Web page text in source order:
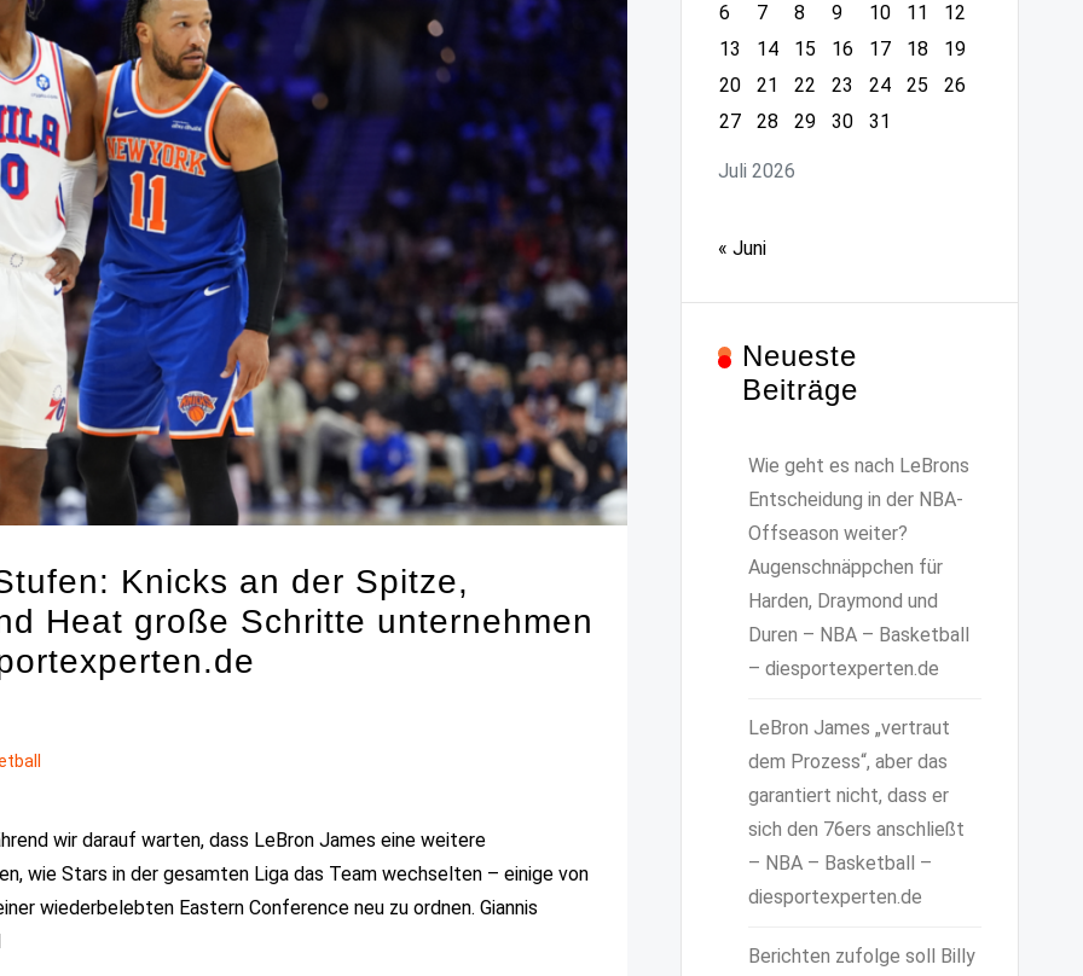
Knicks an der Spitze,
Heat große Schritte unternehmen
wir darauf warten, dass LeBron James eine weitere
wie Stars in der gesamten Liga das Team wechselten – einige von
wiederbelebten Eastern Conference neu zu ordnen. Giannis
Juli 2026
6
7 8 9 10 11
12
13
14 15 16 17 18
19
20
21 22 23 24 25
26
27
28 29 30 31
« Juni
Neueste
Beiträge
Wie geht es nach LeBrons
Entscheidung in der NBA-
Offseason weiter?
Augenschnäppchen für
Harden, Draymond und
Duren – NBA – Basketball
– diesportexperten.de
LeBron James „vertraut
dem Prozess“, aber das
garantiert nicht, dass er
sich den 76ers anschließt
– NBA – Basketball –
diesportexperten.de
Berichten zufolge soll Billy